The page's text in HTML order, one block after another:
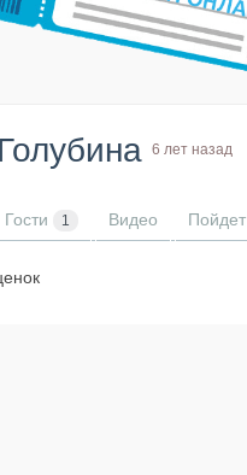
6 лет назад
Гости 1 Видео Пойдет